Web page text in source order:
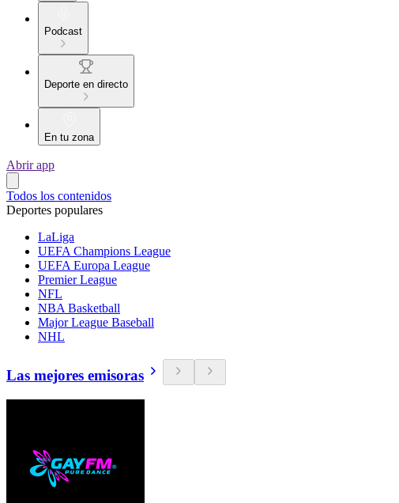
Podcast
Deporte en directo
En tu zona
Abrir app
Todos los contenidos
Deportes populares
LaLiga
UEFA Champions League
UEFA Europa League
Premier League
NFL
NBA Basketball
Major League Baseball
NHL
Las mejores emisoras